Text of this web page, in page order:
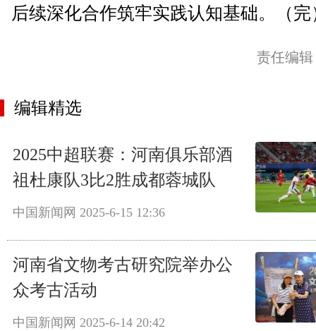
后续深化合作筑牢实践认知基础。（完
责任编
编辑精选
2025中超联赛：河南俱乐部酒
祖杜康队3比2胜成都蓉城队
中国新闻网 2025-6-15 12:36
河南省文物考古研究院举办公
众考古活动
中国新闻网 2025-6-14 20:42